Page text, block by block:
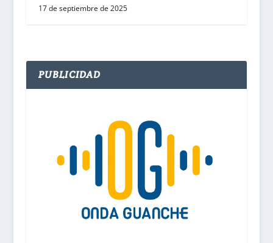
17 de septiembre de 2025
PUBLICIDAD